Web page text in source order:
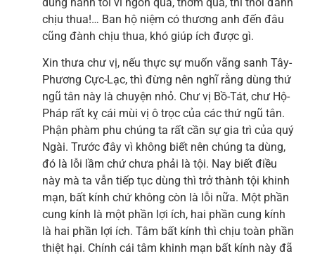
chịu thua!… Ban hộ niệm có thương anh đến đâu
cũng đành chịu thua, khó giúp ích được gì.
Xin thưa chư vị, nếu thực sự muốn vãng sanh Tây-
Phương Cực-Lạc, thì đừng nên nghĩ rằng dùng thứ
ngũ tân này là chuyện nhỏ. Chư vị Bồ-Tát, chư Hộ-
Pháp rất kỵ cái mùi vị ô trọc của các thứ ngũ tân.
Phận phàm phu chúng ta rất cần sự gia trì của quý
Ngài. Trước đây vì không biết nên chúng ta dùng,
đó là lỗi lầm chứ chưa phải là tội. Nay biết điều
này mà ta vẫn tiếp tục dùng thì trở thành tội khinh
mạn, bất kính chứ không còn là lỗi nữa. Một phần
cung kính là một phần lợi ích, hai phần cung kính
là hai phần lợi ích. Tâm bất kính thì chịu toàn phần
thiệt hại. Chính cái tâm khinh mạn bất kính này đã